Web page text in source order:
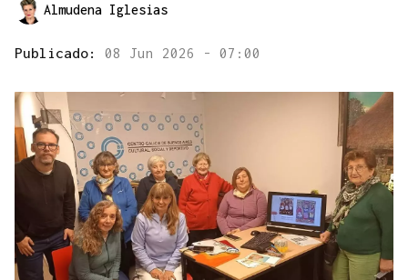
Almudena Iglesias
Publicado: 08 Jun 2026 - 07:00